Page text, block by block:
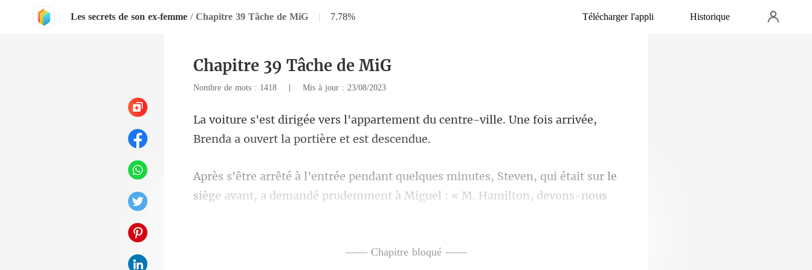
Les secrets de son ex-femme / Chapitre 39 Tâche de MiG | 7.78% Télécharger l'appli Historique
Chapitre 39 Tâche de MiG
Nombre de mots : 1418 | Mis à jour : 23/08/2023
nt du centre-ville. Une fois arrivée,
Bre
qui était sur le
siège avant, a demandé prudemment à Miguel : « M
—— Chapitre bloqué ——